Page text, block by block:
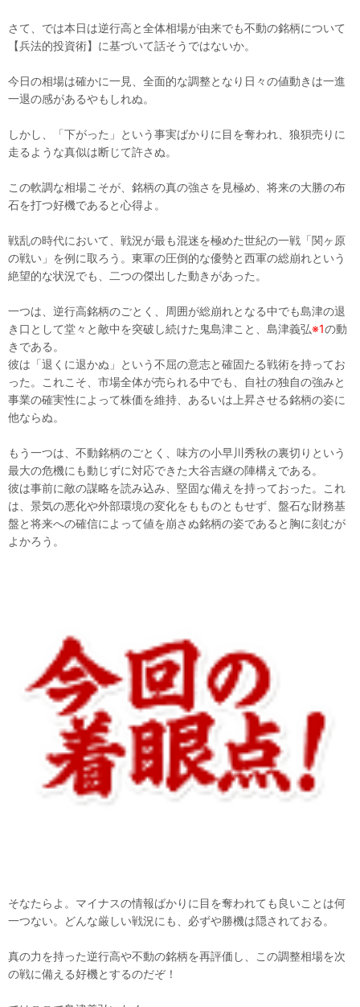
さて、では本日は逆行高と全体相場が由来でも不動の銘柄について
【兵法的投資術】に基づいて話そうではないか。
今日の相場は確かに一見、全面的な調整となり日々の値動きは一進
一退の感があるやもしれぬ。
しかし、「下がった」という事実ばかりに目を奪われ、狼狽売りに
走るような真似は断じて許さぬ。
この軟調な相場こそが、銘柄の真の強さを見極め、将来の大勝の布
石を打つ好機であると心得よ。
戦乱の時代において、戦況が最も混迷を極めた世紀の一戦「関ヶ原
の戦い」を例に取ろう。東軍の圧倒的な優勢と西軍の総崩れという
絶望的な状況でも、二つの傑出した動きがあった。
一つは、逆行高銘柄のごとく、周囲が総崩れとなる中でも島津の退
き口として堂々と敵中を突破し続けた鬼島津こと、島津義弘※1の動
きである。
彼は「退くに退かぬ」という不屈の意志と確固たる戦術を持ってお
った。これこそ、市場全体が売られる中でも、自社の独自の強みと
事業の確実性によって株価を維持、あるいは上昇させる銘柄の姿に
他ならぬ。
もう一つは、不動銘柄のごとく、味方の小早川秀秋の裏切りという
最大の危機にも動じずに対応できた大谷吉継の陣構えである。
彼は事前に敵の謀略を読み込み、堅固な備えを持っておった。これ
は、景気の悪化や外部環境の変化をもものともせず、盤石な財務基
盤と将来への確信によって値を崩さぬ銘柄の姿であると胸に刻むが
よかろう。
そなたらよ。マイナスの情報ばかりに目を奪われても良いことは何
一つない。どんな厳しい戦況にも、必ずや勝機は隠されておる。
真の力を持った逆行高や不動の銘柄を再評価し、この調整相場を次
の戦に備える好機とするのだぞ！